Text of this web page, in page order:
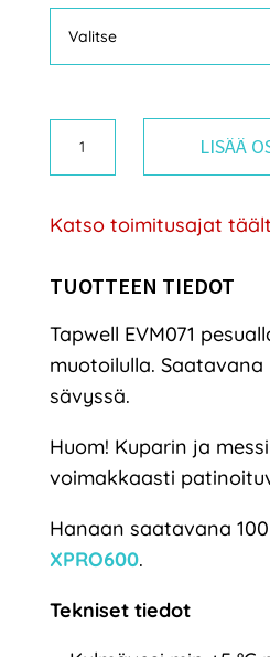
määrä
LISÄÄ
Katso toimitusajat
TUOTTEEN TIEDOT
Tapwell EVM071
muotoilulla. Saatavana
sävyssä.
Huom! Kuparin ja
voimakkaasti
Hanaan saatavana
XPRO600.
Tekniset tiedot